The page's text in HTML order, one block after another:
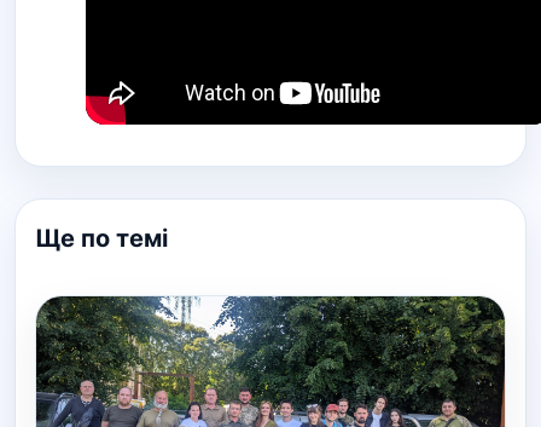
Ще по темі